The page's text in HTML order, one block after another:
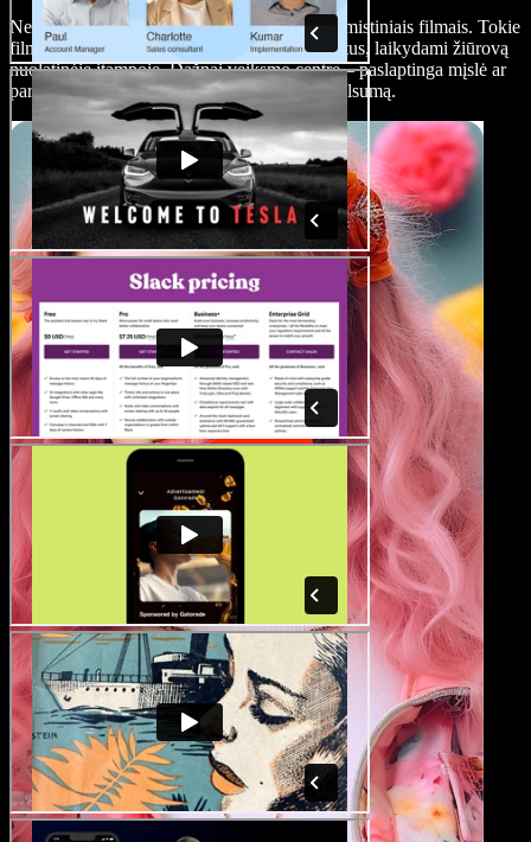
Nerkite į įtampos ir siaubo pasaulį su siaubo-mistiniais filmais. Tokie
filmai jungia siaubo ir paslaptingumo elementus, laikydami žiūrovą
nuolatinėje įtampoje. Dažnai veiksmo centre – paslaptinga mįslė ar
paranormali situacija, kelianti ir baimę, ir smalsumą.